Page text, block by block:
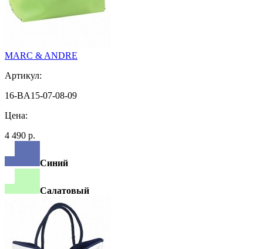
MARC & ANDRE
Артикул:
16-BA15-07-08-09
Цена:
4 490 р.
Синий
Салатовый